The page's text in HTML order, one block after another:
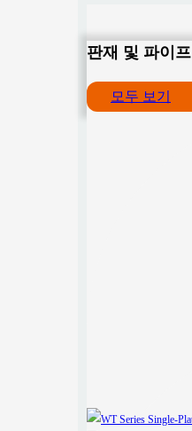
판재 및 파이
모두 보기